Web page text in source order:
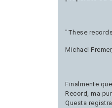
"These
Michael
Finalmente
Record, ma
Questa